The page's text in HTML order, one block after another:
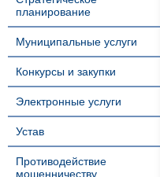
планирование
Муниципальные услуги
Конкурсы и закупки
Электронные услуги
Устав
Противодействие
мошенничеству